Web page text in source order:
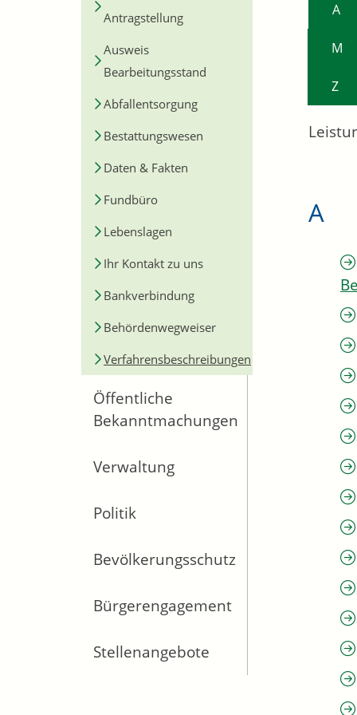
Antragstellung
Ausweis
Bearbeitungsstand
Abfallentsorgung
Bestattungswesen
Daten & Fakten
Fundbüro
Lebenslagen
Ihr Kontakt zu uns
Bankverbindung
Behördenwegweiser
Verfahrensbeschreibungen
Öffentliche
Bekanntmachungen
Verwaltung
Politik
Bevölkerungsschutz
Bürgerengagement
Stellenangebote
A
M
Z
A